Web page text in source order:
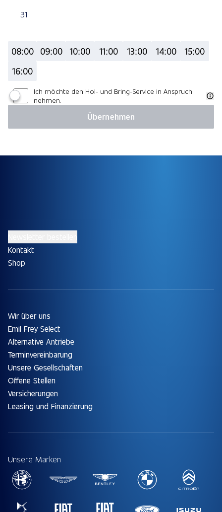
31
08:00 09:00 10:00 11:00 13:00 14:00
15:00
16:00
Ich möchte den Hol- und Bring-Service in Anspruch
nehmen.
Übernehmen
Kontakt
Shop
Wir über uns
Emil Frey Select
Alternative Antriebe
Terminvereinbarung
Unsere Gesellschaften
Offene Stellen
Versicherungen
Leasing und Finanzierung
Unsere Marken